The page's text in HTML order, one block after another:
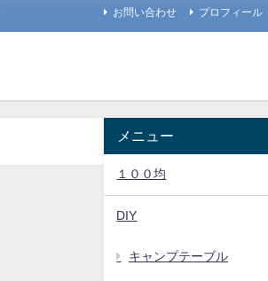
お問い合わせ プロフィール
メニュー
１００均
DIY
キャンプテーブル